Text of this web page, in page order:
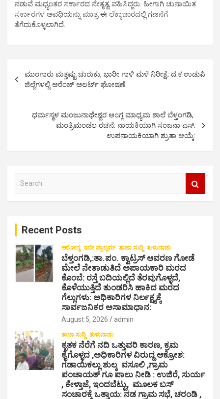
ನಡುವೆ ಮಧ್ಯಂತರ ಸರ್ಕಾರದ ನೇತೃತ್ವ ವಹಿಸಿದ್ದರು. ಹೀಗಾಗಿ ಚುನಾಯಿತ
ಸರ್ಕಾರಗಳ ಅವಧಿಯನ್ನು ಮಾತ್ರ ಈ ಲೆಕ್ಕಾಚಾರದಲ್ಲಿ ಗಣನೆಗೆ
ತೆಗೆದುಕೊಳ್ಳಲಾಗಿದೆ.
s
ಮುಂಗಾರು ಮತ್ತಷ್ಟು ಚುರುಕು, ಭಾರೀ ಗಾಳಿ ಮಳೆ ನಿರೀಕ್ಷೆ, ದ.ಕ.ಉಡುಪಿ
ಜಿಲ್ಲೆಗಳಲ್ಲಿ ಆರೆಂಜ್ ಅಲರ್ಟ್ ಘೋಷಣೆ:
ಧರ್ಮಸ್ಥಳ ಮಂಜುನಾಥೇಶ್ವರ ಆಂಗ್ಲ ಮಾಧ್ಯಮ ಶಾಲೆ ಬೆಳ್ತಂಗಡಿ,
ಮಂತ್ರಿಮಂಡಲ ರಚನೆ: ನಾಯಕಿಯಾಗಿ ಸಂಜನಾ ಎಸ್.
ಉಪನಾಯಕಿಯಾಗಿ ಶ್ರುತಾ ಆಯ್ಕೆ:
Recent Posts
ಆರೋಗ್ಯ ಇದೇ ಪ್ರಾಬ್ಲಮ್ ತಾಜಾ ಸುದ್ದಿ ತುಳುನಾಡು
ಬೆಳ್ತಂಗಡಿ,:ತಾ.ಪಂ‌. ಕ್ವಾಟ್ರಸ್ ಆವರಣ ಗೋಡೆ
ಮೇಲೆ ನೇತಾಡುತಿದೆ ಅಪಾಯಕಾರಿ ಮರದ
ಕೊಂಬೆ: ರಸ್ತೆ ಬದಿಯಲ್ಲಿದೆ ತೆರವುಗೊಳ್ಳದೆ,
ಕೊಳೆಯುತ್ತಿದೆ ತುಂಡರಿಸಿ ಹಾಕಿದ ಮರದ
ಗೆಲ್ಲುಗಳು: ಅಧಿಕಾರಿಗಳ ನಿರ್ಲಕ್ಷ್ಯಕ್ಕೆ
ಸಾರ್ವಜನಿಕರ ಅಸಾಮಾಧಾನ:
August 5, 2026 admin
ತಾಜಾ ಸುದ್ದಿ ತುಳುನಾಡು
ಕೃತಕ ನೆರೆಗೆ ನದಿ ಒತ್ತುವರಿ ಕಾರಣ, ಕ್ರಮ
ಕೈಗೊಳ್ಳದ ,ಅಧಿಕಾರಿಗಳ ವಿರುದ್ದ ಆಕ್ರೋಶ:
ಗಡಾಯಿಕಲ್ಲು ಶುಲ್ಕ ವಸೂಲಿ ,ಗ್ರಾಮ
ಪಂಚಾಯತ್ ಗೂ ಪಾಲು ನೀಡಿ : ಉಜಿರೆ, ಸುರ್ಯ
, ಕೇಳ್ತಾಜೆ, ಇಂದಬೆಟ್ಟು, ಮೂಲಕ ಬಸ್
ಸಂಚಾರಕ್ಕೆ ಒತ್ತಾಯ: ನಡ ಗ್ರಾಮ ಸಭೆ, ಚರಂಡಿ ,